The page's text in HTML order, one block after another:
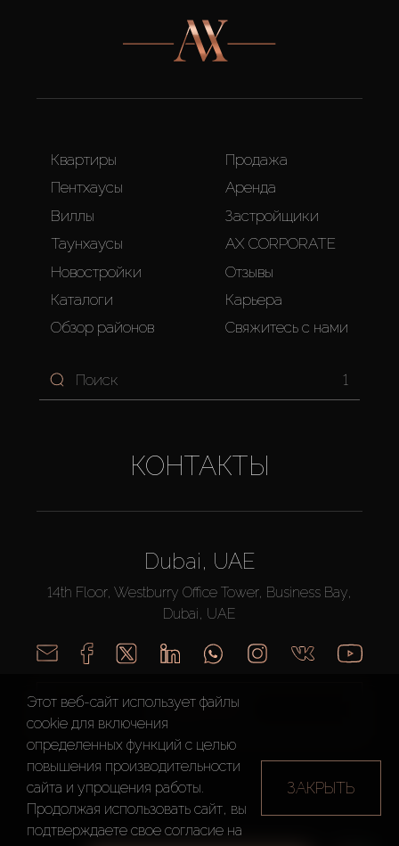
Квартиры
Пентхаусы
Виллы
Таунхаусы
Новостройки
Каталоги
Обзор районов
Продажа
Аренда
Застройщики
AX CORPORATE
Отзывы
Карьера
Свяжитесь с нами
1
КОНТАКТЫ
Dubai, UAE
14th Floor, Westburry Office Tower, Business Bay,
Dubai, UAE
ПОЗВОНИТЬ
Этот веб-сайт использует файлы
cookie для включения
определенных функций c целью
повышения производительности
сайта и упрощения работы.
Продолжая использовать сайт, вы
подтверждаете свое согласие на
ЗАКРЫТЬ